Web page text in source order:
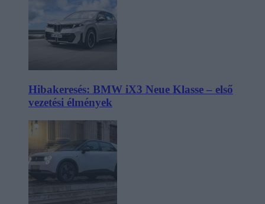
Hibakeresés: BMW iX3 Neue Klasse – első
vezetési élmények